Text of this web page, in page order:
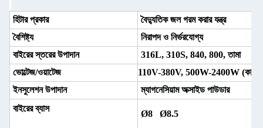
হিটার প্রকার
বৈদ্যুতিক জল গরম করার যন্ত্র
বৈশিষ্ট্য
নিরাপদ ও নির্ভরযোগ্য
বাইরের স্তরের উপাদান
316L, 310S, 840, 800, তামা
ভোল্টেজ/ওয়াটেজ
110V-380V, 500W-2400W (
ইনসুলেশন উপাদান
ম্যাগনেসিয়াম অক্সাইড পাউডার
বাইরের ব্যাস
Ø8 Ø8.5